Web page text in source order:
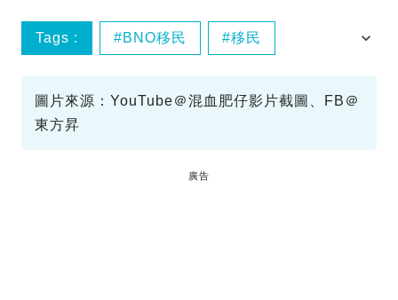
Tags : BNO移民 移民
圖片來源：YouTube＠混血肥仔影片截圖、FB＠
東方昇
廣告